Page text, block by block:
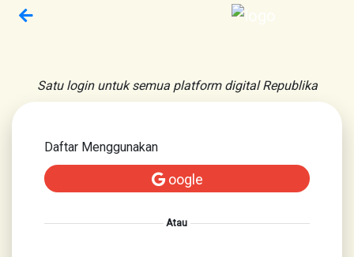
Satu login untuk semua platform digital Republika
Daftar Menggunakan
oogle
Atau